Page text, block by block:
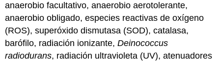
anaerobio facultativo, anaerobio aerotolerante,
anaerobio obligado, especies reactivas de oxígeno
(ROS), superóxido dismutasa (SOD), catalasa,
barófilo, radiación ionizante,Deinococcus
radiodurans, radiación ultravioleta (UV), atenuadores